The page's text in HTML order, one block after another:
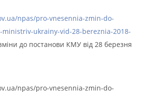
npas/pro-vnesennia-zmin-do-
ukrainy-vid-28-bereznia-2018-
до постанови КМУ від 28 березня
npas/pro-vnesennia-zmin-do-